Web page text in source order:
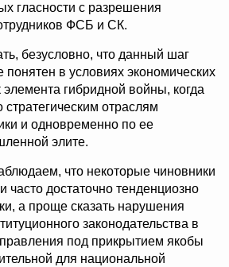
гласности с разрешения
ФСБ и СК.
безусловно, что данный шаг
в условиях экономических
гибридной войны, когда
отраслям
и одновременно по ее
элите.
что некоторые чиновники
достаточно тенденциозно
а проще сказать нарушения
законодательства в
под прикрытием якобы
для национальной